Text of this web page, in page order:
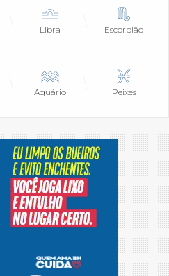
Libra Escorpião
Aquário Peixes